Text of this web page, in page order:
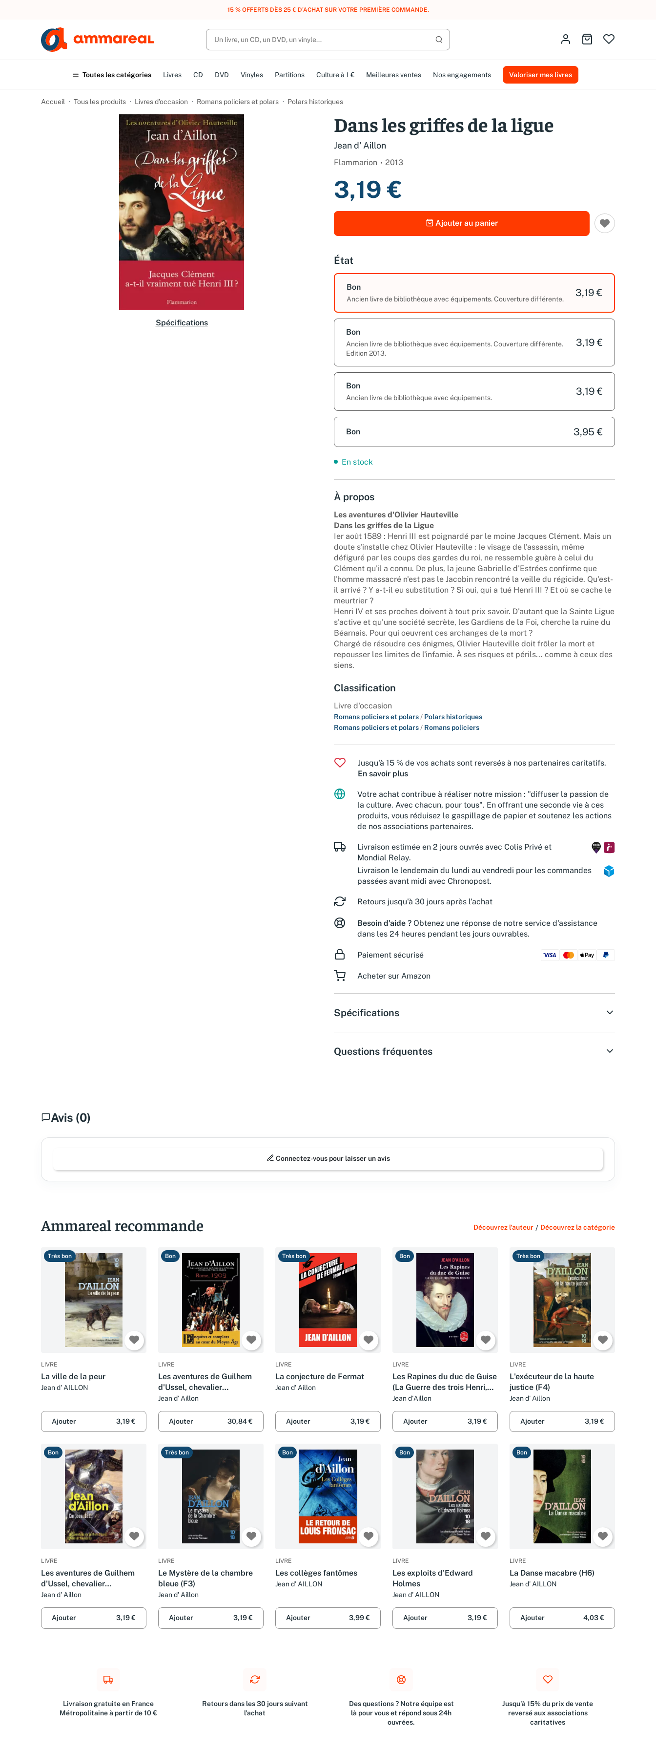
UN ACHAT, DES POINTS, DES RÉCOMPENSES :REJOIGNEZ GRATUITEMENT LE CLUB AMMAREAL.
Lancer la recherche
Identifiez-vousAller au panier
Toutes les catégories Livres CD DVD Vinyles Partitions Culture à 1 € Meilleures ventes Nos engagements Valoriser mes livres
Accueil Tous les produits Livres d’occasion Romans policiers et polars Polars historiques
Spécifications
Dans les griffes de la ligue
Jean d' Aillon
Flammarion 2013
3,19 €
Ajouter au panier
État
Bon
Ancien livre de bibliothèque avec équipements. Couverture différente.
3,19 €
Bon
Ancien livre de bibliothèque avec équipements. Couverture différente.
Edition 2013.
3,19 €
Bon
Ancien livre de bibliothèque avec équipements.
3,19 €
Bon 3,95 €
En stock
À propos
Les aventures d'Olivier Hauteville
Dans les griffes de la Ligue
Ier août 1589 : Henri III est poignardé par le moine Jacques Clément. Mais un
doute s'installe chez Olivier Hauteville : le visage de l'assassin, même
défiguré par les coups des gardes du roi, ne ressemble guère à celui du
Clément qu'il a connu. De plus, la jeune Gabrielle d'Estrées confirme que
l'homme massacré n'est pas le Jacobin rencontré la veille du régicide. Qu'est-
il arrivé ? Y a-t-il eu substitution ? Si oui, qui a tué Henri III ? Et où se cache le
meurtrier ?
Henri IV et ses proches doivent à tout prix savoir. D'autant que la Sainte Ligue
s'active et qu'une société secrète, les Gardiens de la Foi, cherche la ruine du
Béarnais. Pour qui oeuvrent ces archanges de la mort ?
Chargé de résoudre ces énigmes, Olivier Hauteville doit frôler la mort et
repousser les limites de l'infamie. À ses risques et périls... comme à ceux des
siens.
Classification
Livre d'occasion
Romans policiers et polars / Polars historiques
Romans policiers et polars / Romans policiers
Jusqu'à 15 % de vos achats sont reversés à nos partenaires caritatifs.
En savoir plus
Votre achat contribue à réaliser notre mission : "diffuser la passion de
la culture. Avec chacun, pour tous". En offrant une seconde vie à ces
produits, vous réduisez le gaspillage de papier et soutenez les actions
de nos associations partenaires.
Livraison estimée en 2 jours ouvrés avec Colis Privé et
Mondial Relay.
Livraison le lendemain du lundi au vendredi pour les commandes
passées avant midi avec Chronopost.
Retours jusqu'à 30 jours après l'achat
Besoin d'aide ? Obtenez une réponse de notre service d'assistance
dans les 24 heures pendant les jours ouvrables.
Paiement sécurisé
Acheter sur Amazon
Spécifications
Questions fréquentes
Avis (0)
Connectez-vous pour laisser un avis
Ammareal recommande Découvrez l'auteur / Découvrez la catégorie
Très bon
LIVRE
La ville de la peur
Jean d' AILLON
Ajouter 3,19 €
Bon
LIVRE
Les aventures de Guilhem
d'Ussel, chevalier
troubadour, 5 : Rome, 1202:
La jeunesse de Guilhem
d'Ussel
Jean d’ Aillon
Ajouter 30,84 €
Très bon
LIVRE
La conjecture de Fermat
Jean d' Aillon
Ajouter 3,19 €
Bon
LIVRE
Les Rapines du duc de Guise
(La Guerre des trois Henri,
Tome 1)
Jean d'Aillon
Ajouter 3,19 €
Très bon
LIVRE
L'exécuteur de la haute
justice (F4)
Jean d' Aillon
Ajouter 3,19 €
Bon
LIVRE
Les aventures de Guilhem
d'Ussel, chevalier
troubadour - Cordoue, 1211
Jean d' Aillon
Ajouter 3,19 €
Très bon
LIVRE
Le Mystère de la chambre
bleue (F3)
Jean d' Aillon
Ajouter 3,19 €
Bon
LIVRE
Les collèges fantômes
Jean d' AILLON
Ajouter 3,99 €
Bon
LIVRE
Les exploits d'Edward
Holmes
Jean d' AILLON
Ajouter 3,19 €
Bon
LIVRE
La Danse macabre (H6)
Jean d' AILLON
Ajouter 4,03 €
Livraison gratuite en France
Métropolitaine à partir de 10 €
Retours dans les 30 jours suivant
l'achat
Des questions ? Notre équipe est
là pour vous et répond sous 24h
ouvrées.
Jusqu'à 15% du prix de vente
reversé aux associations
caritatives